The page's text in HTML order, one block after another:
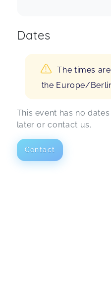
Dates
The times
the Europe/
This event has no
later or contact us.
Contact